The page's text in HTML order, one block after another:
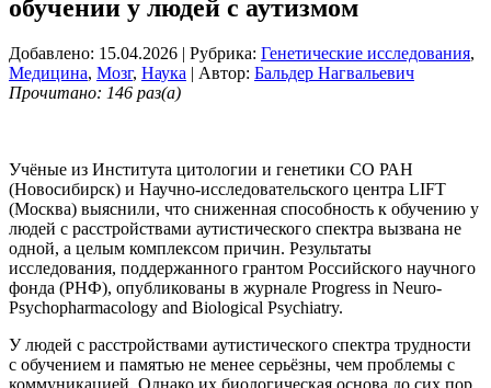
обучении у людей с аутизмом
Добавлено: 15.04.2026 | Рубрика: Генетические исследования,
Медицина, Мозг, Наука | Автор: Бальдер Нагвальевич
Прочитано: 146 раз(а)
Учёные из Института цитологии и генетики СО РАН
(Новосибирск) и Научно-исследовательского центра LIFT
(Москва) выяснили, что сниженная способность к обучению у
людей с расстройствами аутистического спектра вызвана не
одной, а целым комплексом причин. Результаты
исследования, поддержанного грантом Российского научного
фонда (РНФ), опубликованы в журнале Progress in Neuro-
Psychopharmacology and Biological Psychiatry.
У людей с расстройствами аутистического спектра трудности
с обучением и памятью не менее серьёзны, чем проблемы с